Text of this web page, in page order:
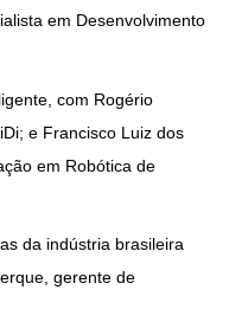
em Desenvolvimento
com Rogério
e Francisco Luiz dos
em Robótica de
da indústria brasileira
gerente de